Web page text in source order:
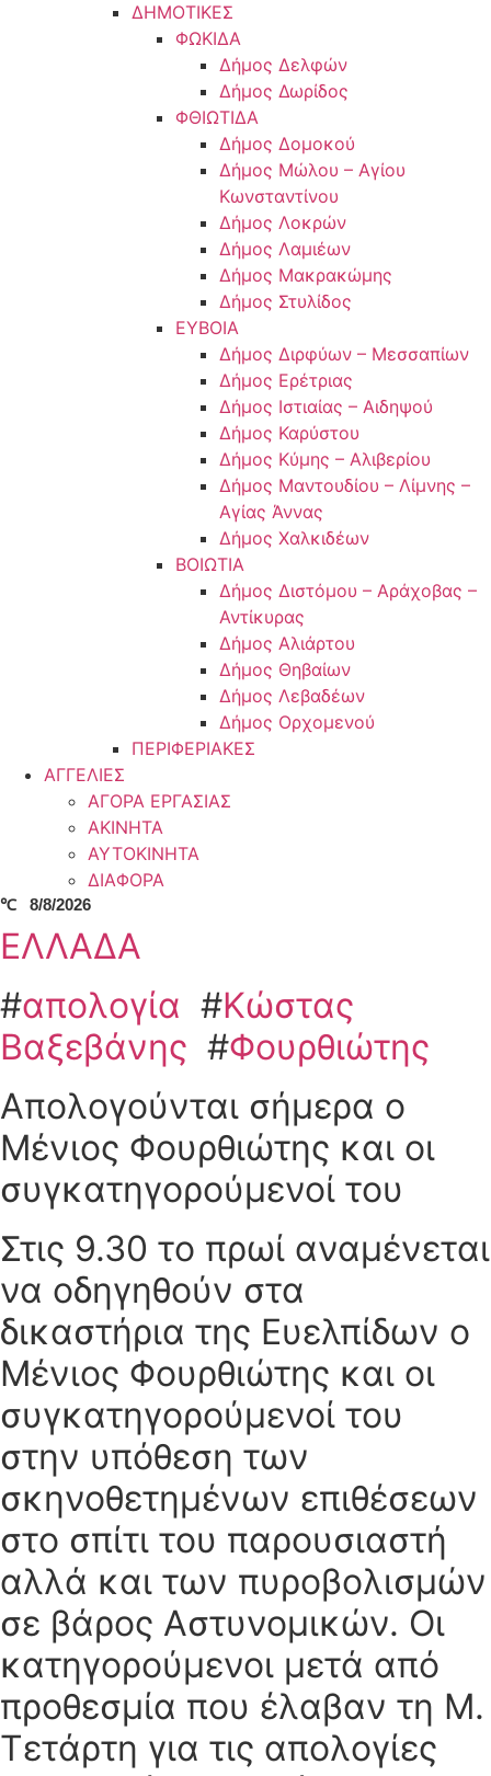
ΔΗΜΟΤΙΚΕΣ
ΦΩΚΙΔΑ
Δήμος Δελφών
Δήμος Δωρίδος
ΦΘΙΩΤΙΔΑ
Δήμος Δομοκού
Δήμος Μώλου – Αγίου
Κωνσταντίνου
Δήμος Λοκρών
Δήμος Λαμιέων
Δήμος Μακρακώμης
Δήμος Στυλίδος
ΕΥΒΟΙΑ
Δήμος Διρφύων – Μεσσαπίων
Δήμος Ερέτριας
Δήμος Ιστιαίας – Αιδηψού
Δήμος Καρύστου
Δήμος Κύμης – Αλιβερίου
Δήμος Μαντουδίου – Λίμνης –
Αγίας Άννας
Δήμος Χαλκιδέων
ΒΟΙΩΤΙΑ
Δήμος Διστόμου – Αράχοβας –
Αντίκυρας
Δήμος Αλιάρτου
Δήμος Θηβαίων
Δήμος Λεβαδέων
Δήμος Ορχομενού
ΠΕΡΙΦΕΡΙΑΚΕΣ
ΑΓΓΕΛΙΕΣ
ΑΓΟΡΑ ΕΡΓΑΣΙΑΣ
ΑΚΙΝΗΤΑ
ΑΥΤΟΚΙΝΗΤΑ
ΔΙΑΦΟΡΑ
℃ 8/8/2026
ΕΛΛΑΔΑ
#απολογία #Κώστας
Βαξεβάνης #Φουρθιώτης
Απολογούνται σήμερα ο
Μένιος Φουρθιώτης και οι
συγκατηγορούμενοί του
Στις 9.30 το πρωί αναμένεται
να οδηγηθούν στα
δικαστήρια της Ευελπίδων ο
Μένιος Φουρθιώτης και οι
συγκατηγορούμενοί του
στην υπόθεση των
σκηνοθετημένων επιθέσεων
στο σπίτι του παρουσιαστή
αλλά και των πυροβολισμών
σε βάρος Αστυνομικών. Οι
κατηγορούμενοι μετά από
προθεσμία που έλαβαν τη Μ.
Τετάρτη για τις απολογίες